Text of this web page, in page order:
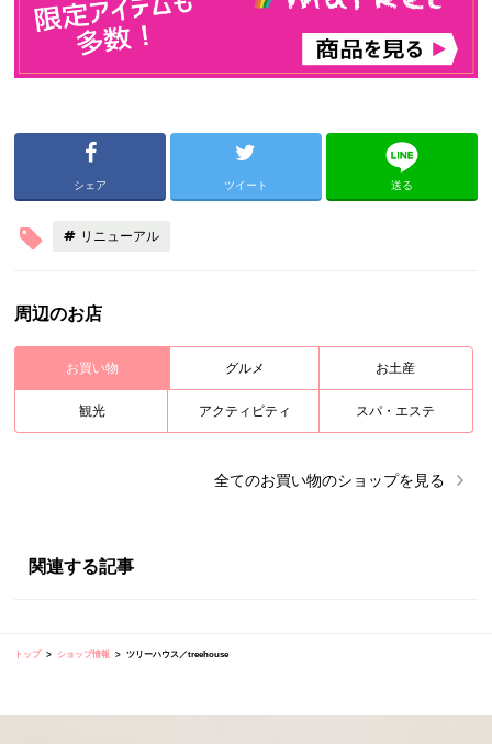
シェア ツイート 送る
リニューアル
周辺のお店
お買い物 グルメ お土産
観光 アクティビティ スパ・エステ
全てのお買い物のショップを見る
関連する記事
トップ ショップ情報 ツリーハウス／treehouse